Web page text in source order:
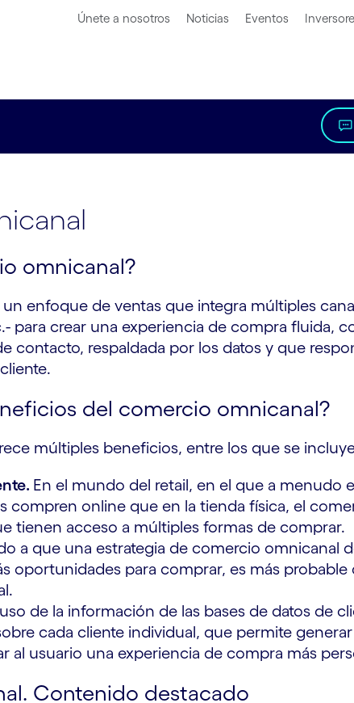
Únete a nosotros Noticias Eventos
omnicanal?
enfoque de ventas que integra múltiples
para crear una experiencia de compra fluida,
contacto, respaldada por los datos y que
del comercio omnicanal?
múltiples beneficios, entre los que se
En el mundo del retail, en el que a menudo
compren online que en la tienda física, el
tienen acceso a múltiples formas de comprar.
a que una estrategia de comercio omnicanal
oportunidades para comprar, es más probable
de la información de las bases de datos de
cada cliente individual, que permite
al usuario una experiencia de compra más
Contenido destacado